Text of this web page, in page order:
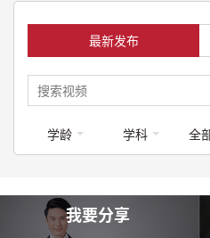
最新发布
学龄 学科
我要分享